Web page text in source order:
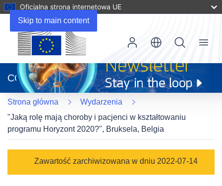
Skip to main content
Oficjalna strona internetowa UE
otworzy
się
w
nowym
oknie)
CORDIS
Menu
Strona główna
Wydarzenia
"Jaką rolę mają choroby i pacjenci w kształtowaniu
programu Horyzont 2020?", Bruksela, Belgia
category
Zawartość zarchiwizowana w dniu 2022-07-14